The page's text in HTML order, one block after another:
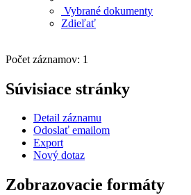
Vybrané dokumenty
Zdieľať
Počet záznamov: 1
Súvisiace stránky
Detail záznamu
Odoslať emailom
Export
Nový dotaz
Zobrazovacie formáty